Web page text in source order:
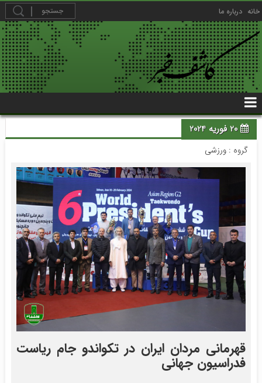
خانه درباره ما
20 فوریه 2024
گروه :ورزشی
قهرمانی مردان ایران در تکواندو جام ریاست
فدراسیون جهانی